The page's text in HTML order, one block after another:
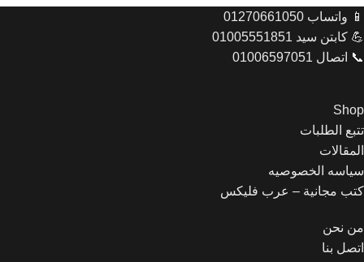
📱 واتساب 01270661050
💪 كابتن سيد 01005551851
📞 اتصال 01006597051
Shop
تتبع الطلبات
المقالات
سياسه الخصوصيه
كتب مجانية – عرب فليكس
من نحن
اتصل بنا